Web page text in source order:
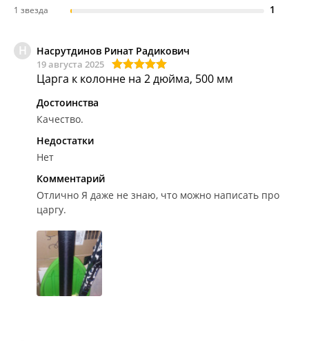
1 звезда 1
Н Насрутдинов Ринат Радикович
19 августа 2025
Царга к колонне на 2 дюйма, 500 мм
Достоинства
Качество.
Недостатки
Нет
Комментарий
Отлично Я даже не знаю, что можно написать про
царгу.